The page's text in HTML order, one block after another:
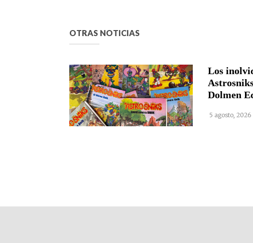
OTRAS NOTICIAS
Los
Dolmen
5 agosto, 2026